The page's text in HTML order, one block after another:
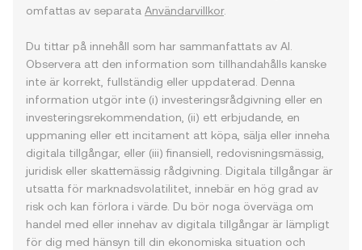
omfattas av separata Användarvillkor.
Du tittar på innehåll som har sammanfattats av AI.
Observera att den information som tillhandahålls kanske
inte är korrekt, fullständig eller uppdaterad. Denna
information utgör inte (i) investeringsrådgivning eller en
investeringsrekommendation, (ii) ett erbjudande, en
uppmaning eller ett incitament att köpa, sälja eller inneha
digitala tillgångar, eller (iii) finansiell, redovisningsmässig,
juridisk eller skattemässig rådgivning. Digitala tillgångar är
utsatta för marknadsvolatilitet, innebär en hög grad av
risk och kan förlora i värde. Du bör noga överväga om
handel med eller innehav av digitala tillgångar är lämpligt
för dig med hänsyn till din ekonomiska situation och